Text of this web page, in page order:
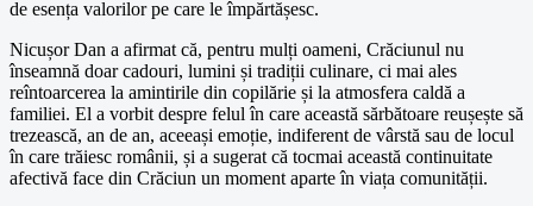
de esența valorilor pe care le împărtășesc.
Nicușor Dan a afirmat că, pentru mulți oameni, Crăciunul nu
înseamnă doar cadouri, lumini și tradiții culinare, ci mai ales
reîntoarcerea la amintirile din copilărie și la atmosfera caldă a
familiei. El a vorbit despre felul în care această sărbătoare reușește să
trezească, an de an, aceeași emoție, indiferent de vârstă sau de locul
în care trăiesc românii, și a sugerat că tocmai această continuitate
afectivă face din Crăciun un moment aparte în viața comunității.